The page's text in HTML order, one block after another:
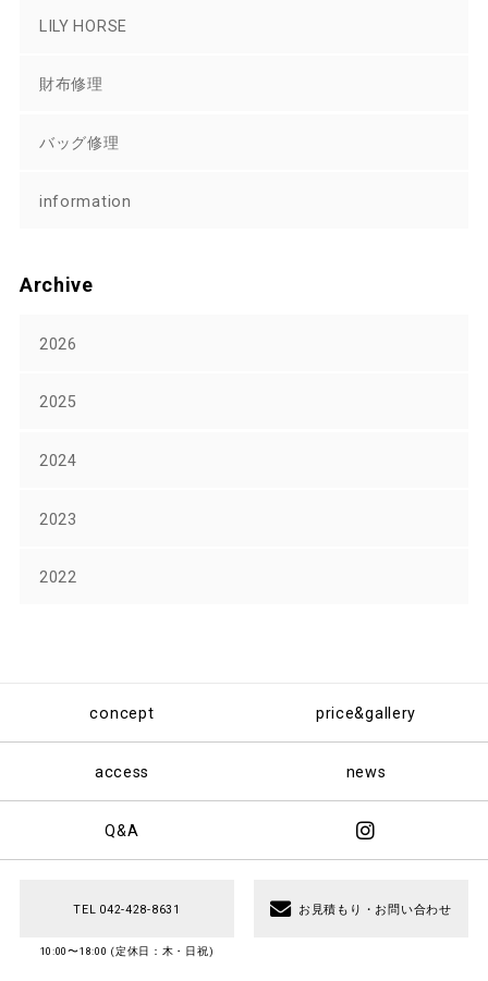
LILY HORSE
財布修理
バッグ修理
information
Archive
2026
2025
2024
2023
2022
concept price&gallery
access news
Q&A
TEL 042-428-8631
10:00〜18:00 (定休日：木・日祝)
お見積もり・お問い合わせ